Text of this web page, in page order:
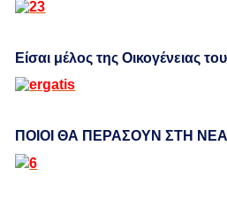
Είσαι μέλος της Οικογένειας
ΠΟΙΟΙ ΘΑ ΠΕΡΑΣΟΥΝ ΣΤΗ